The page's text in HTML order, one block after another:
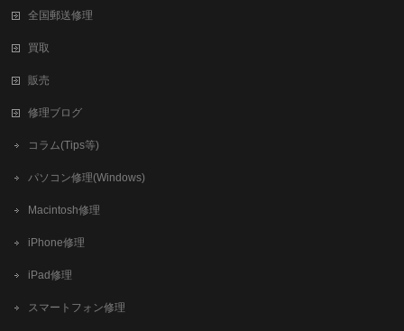
全国郵送修理
買取
販売
修理ブログ
コラム(Tips等)
パソコン修理(Windows)
Macintosh修理
iPhone修理
iPad修理
スマートフォン修理